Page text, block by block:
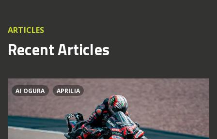
ARTICLES
Recent Articles
AI OGURA APRILIA